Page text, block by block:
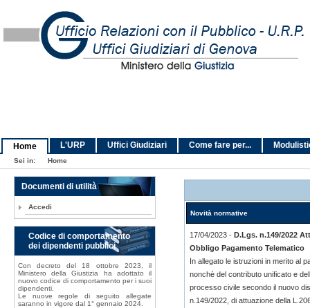
Home L'URP Uffici Giudiziari Come fare per...
Sei in: Home
Novità normative
17/04/2023 - D.Lgs. n.149/2022
Obbligo Pagamento Telematico
In allegato le istruzioni in merito al
nonchè del contributo unificato e
processo civile secondo il nuovo
n.149/2022, di attuazione della
Documenti di utilità
Accedi
Codice di comportamento
dei dipendenti pubblici
Con decreto del 18 ottobre 2023, il
Ministero della Giustizia ha adottato il
nuovo codice di comportamento per i suoi
dipendenti.
Le nuove regole di seguito allegate
saranno in vigore dal 1° gennaio 2024.